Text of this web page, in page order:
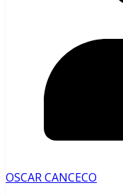
OSCAR CANCECO